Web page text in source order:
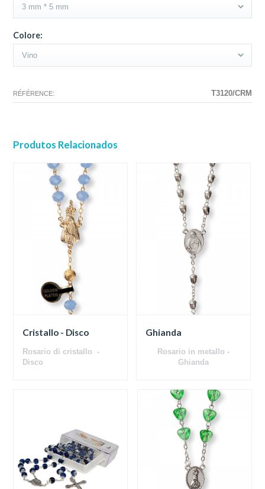
Colore:
RÉFÉRENCE: T3120/CRM
Produtos Relacionados
Cristallo - Disco
Rosario di cristallo -
Disco
Ghianda
Rosario in metallo -
Ghianda